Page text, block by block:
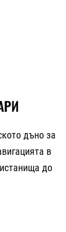
дъно за
в
до